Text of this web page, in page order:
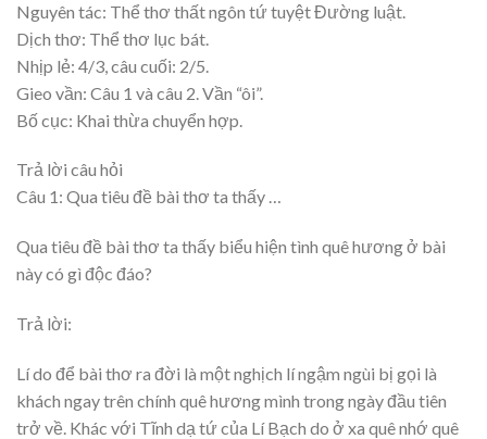
Nguyên tác: Thể thơ thất ngôn tứ tuyệt Đường luật.
Dịch thơ: Thể thơ lục bát.
Nhịp lẻ: 4/3, câu cuối: 2/5.
Gieo vần: Câu 1 và câu 2. Vần “ôi”.
Bố cục: Khai thừa chuyển hợp.
Trả lời câu hỏi
Câu 1: Qua tiêu đề bài thơ ta thấy …
Qua tiêu đề bài thơ ta thấy biểu hiện tình quê hương ở bài
này có gì độc đáo?
Trả lời:
Lí do để bài thơ ra đời là một nghịch lí ngậm ngùi bị gọi là
khách ngay trên chính quê hương mình trong ngày đầu tiên
trở về. Khác với Tĩnh dạ tứ của Lí Bạch do ở xa quê nhớ quê